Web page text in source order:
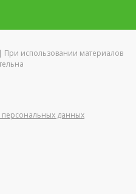
При использовании материалов
данных